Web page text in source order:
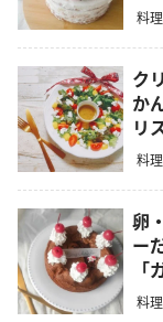
料
ク
か
リ
料
卵
ー
料